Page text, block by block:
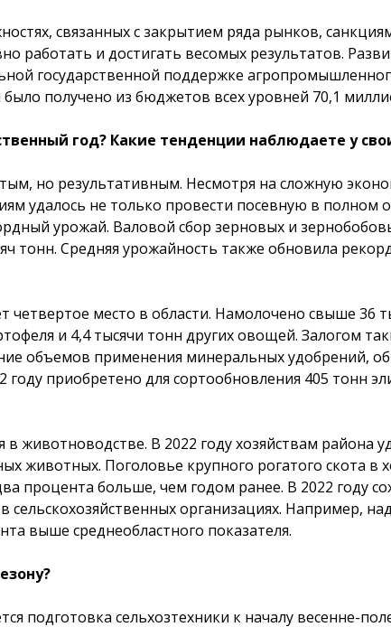
связанных с закрытием ряда рынков,
работать и достигать весомых результатов.
государственной поддержке
получено из бюджетов всех уровней 70,1
год? Какие тенденции наблюдаете у
но результативным. Несмотря на сложную
удалось не только провести посевную в полном
урожай. Валовой сбор зерновых и
тонн. Средняя урожайность также обновила
место в области. Намолочено свыше 36
и 4,4 тысячи тонн других овощей. Залогом
объемов применения минеральных удобрений,
году приобретено для сортообновления 405 тонн
животноводстве. В 2022 году хозяйствам района
животных. Поголовье крупного рогатого скота в
процента больше, чем годом ранее. В 2022 году
сельскохозяйственных организациях. Например,
выше среднеобластного показателя.
подготовка сельхозтехники к началу весенне-